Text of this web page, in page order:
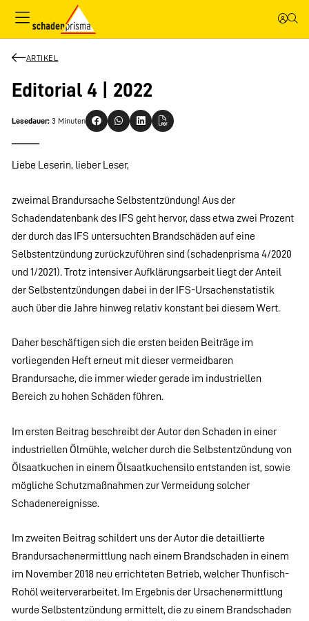
ARTIKEL
Editorial 4 | 2022
Lesedauer: 3 Minuten
Liebe Leserin, lieber Leser,
zweimal Brandursache Selbstentzündung! Aus der
Schadendatenbank des IFS geht hervor, dass etwa zwei Prozent
der durch das IFS untersuchten Brandschäden auf eine
Selbstentzündung zurückzuführen sind (schadenprisma 4/2020
und 1/2021). Trotz intensiver Aufklärungsarbeit liegt der Anteil
der Selbstentzündungen dabei in der IFS-Ursachenstatistik
auch über die Jahre hinweg relativ konstant bei diesem Wert.
Daher beschäftigen sich die ersten beiden Beiträge im
vorliegenden Heft erneut mit dieser vermeidbaren
Brandursache, die immer wieder gerade im industriellen
Bereich zu hohen Schäden führen.
Im ersten Beitrag beschreibt der Autor den Schaden in einer
industriellen Ölmühle, welcher durch die Selbstentzündung von
Ölsaatkuchen in einem Ölsaatkuchensilo entstanden ist, sowie
mögliche Schutzmaßnahmen zur Vermeidung solcher
Schadenereignisse.
Im zweiten Beitrag schildert uns der Autor die detaillierte
Brandursachenermittlung nach einem Brandschaden in einem
im November 2018 neu errichteten Betrieb, welcher Thunfisch-
Rohöl weiterverarbeitet. Im Ergebnis der Ursachenermittlung
wurde Selbstentzündung ermittelt, die zu einem Brandschaden